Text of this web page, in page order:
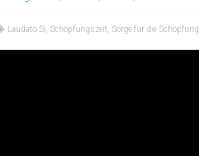
Laudato Si, Schöpfungszeit, Sorge für die Schöpfung